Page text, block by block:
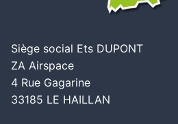
Siège social Ets DUPONT
ZA Airspace
4 Rue Gagarine
33185 LE HAILLAN